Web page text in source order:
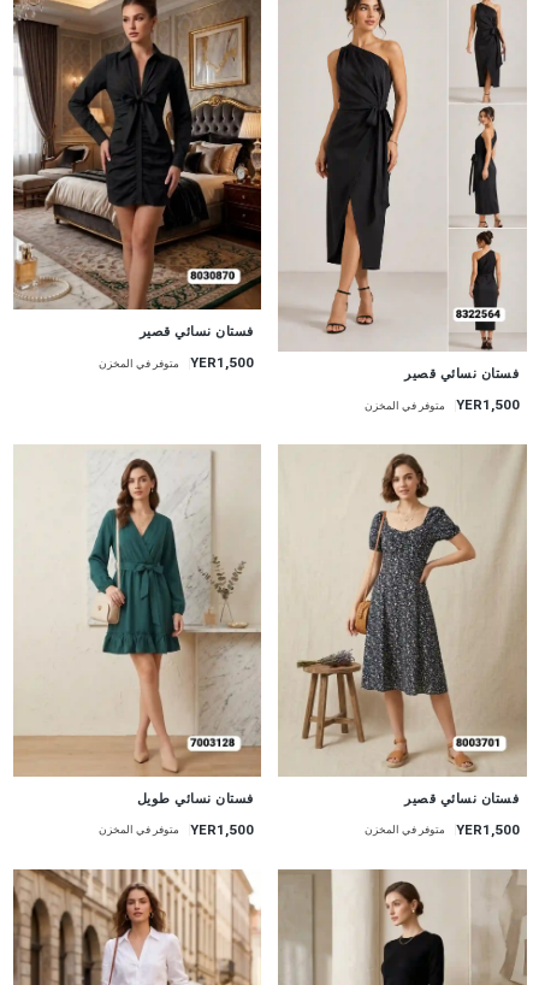
جديد
فستان نسائي قصير
YER1,500 متوفر في المخزن
جديد
فستان نسائي قصير
YER1,500 متوفر في المخزن
فستان نسائي قصير
YER1,500 متوفر في المخزن
فستان نسائي طويل
YER1,500 متوفر في المخزن